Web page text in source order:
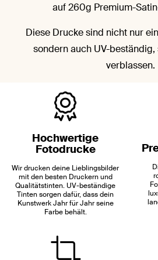
auf 260g Premium-
Diese Drucke sind nicht nur
sondern auch UV-
verblassen.
Hochwertige
Fotodrucke
Wir drucken deine Lieblingsbilder
mit den besten Druckern und
Qualitätstinten. UV-beständige
Tinten sorgen dafür, dass dein
Kunstwerk Jahr für Jahr seine
Farbe behält.